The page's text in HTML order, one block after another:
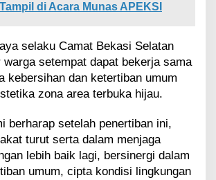
di Acara Munas APEKSI
selaku Camat Bekasi Selatan
warga setempat dapat bekerja sama
kebersihan dan ketertiban umum
zona area terbuka hijau.
berharap setelah penertiban ini,
turut serta dalam menjaga
lebih baik lagi, bersinergi dalam
umum, cipta kondisi lingkungan